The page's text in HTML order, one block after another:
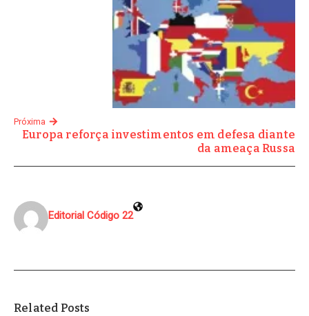
Próxima
Europa reforça investimentos em defesa diante
da ameaça Russa
Editorial Código 22
Related Posts